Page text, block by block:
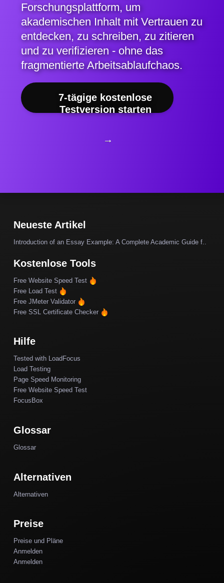
Forschungsplattform, um
akademischen Inhalt mit Vertrauen zu
entdecken, zu schreiben, zu zitieren
und zu verifizieren - ohne das
fragmentierte Arbeitsablaufchaos.
7-tägige kostenlose
Testversion starten
→
Neueste Artikel
Introduction of an Essay Example: A Complete Academic Guide f..
Kostenlose Tools
Free Website Speed Test
Free Load Test
Free JMeter Validator
Free SSL Certificate Checker
Hilfe
Tested with LoadFocus
Load Testing
Page Speed Monitoring
Free Website Speed Test
FocusBox
Glossar
Glossar
Alternativen
Alternativen
Preise
Preise und Pläne
Anmelden
Anmelden